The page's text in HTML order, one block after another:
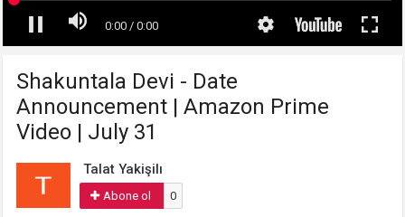
Shakuntala Devi - Date
Announcement | Amazon Prime
Video | July 31
Talat Yakişilı
Abone ol 0